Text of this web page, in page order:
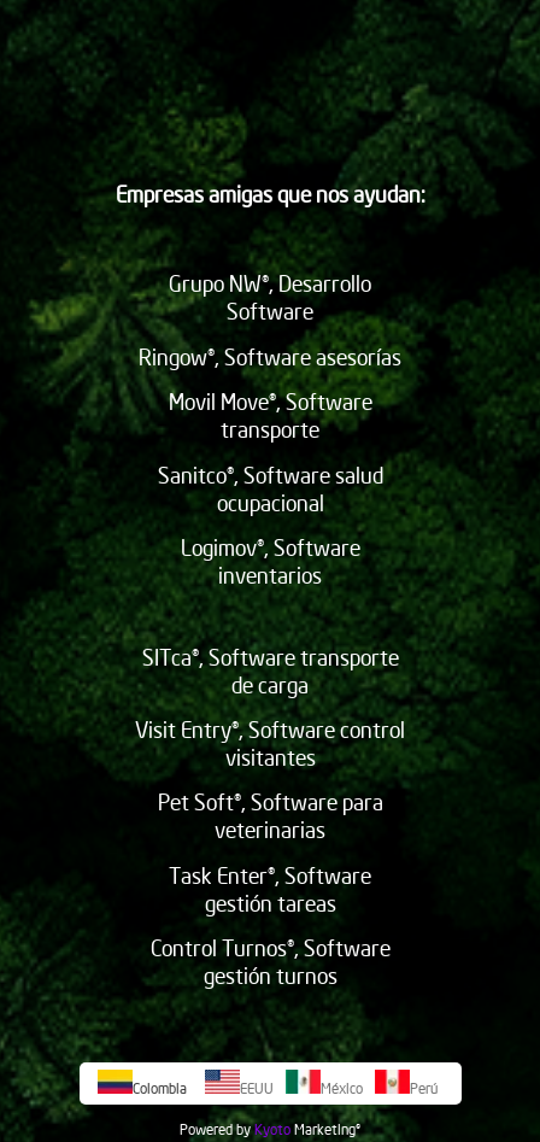
Empresas amigas que nos ayudan:
Grupo NW®, Desarrollo
Software
Ringow®, Software asesorías
Movil Move®, Software
transporte
Sanitco®, Software salud
ocupacional
Logimov®, Software
inventarios
SITca®, Software transporte
de carga
Visit Entry®, Software control
visitantes
Pet Soft®, Software para
veterinarias
Task Enter®, Software
gestión tareas
Control Turnos®, Software
gestión turnos
Colombia EEUU México Perú
Powered by KyotoMarketing©